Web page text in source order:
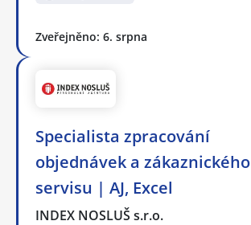
Zveřejněno: 6. srpna
Specialista zpracování
objednávek a zákaznického
servisu | AJ, Excel
INDEX NOSLUŠ s.r.o.